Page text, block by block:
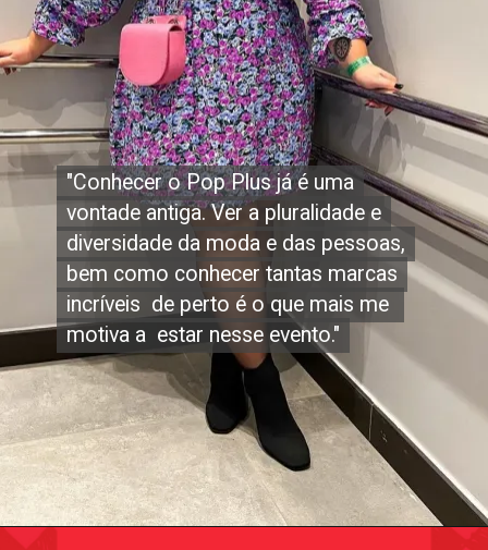
"Conhecer o Pop Plus já é uma
vontade antiga. Ver a pluralidade e
diversidade da moda e das pessoas,
bem como conhecer tantas marcas
incríveis de perto é o que mais me
motiva a estar nesse evento."
"Conhecer o Pop Plus já é uma
vontade antiga. Ver a pluralidade e
diversidade da moda e das pessoas,
bem como conhecer tantas marcas
incríveis de perto é o que mais me
motiva a estar nesse evento."